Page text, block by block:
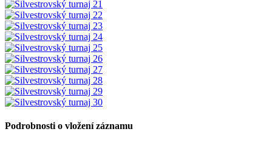
Podrobnosti o vložení záznamu